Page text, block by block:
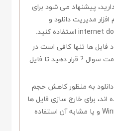
پیشنهاد می شود برای
مدیریت دانلود و
فایل ها تنها کافی است در
سوال ? قرار دهید تا فایل
دانلود به منظور کاهش حجم
برای خارج سازی فایل ها
از حالت فشرده از نرم افزار Winrar و یا مشابه آن استفاده